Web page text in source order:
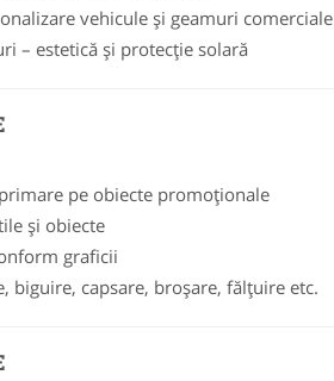
vehicule și geamuri comerciale
– estetică și protecție solară
pe obiecte promoționale
și obiecte
graficii
biguire, capsare, broșare, fălțuire etc.